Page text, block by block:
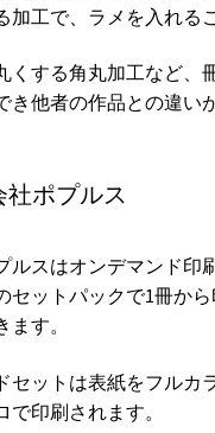
加工で、ラメを入れる
くする角丸加工など、
き他者の作品との違い
社ポプルス
ルスはオンデマンド印
セットパックで1冊か
す。
セットは表紙をフルカ
で印刷されます。